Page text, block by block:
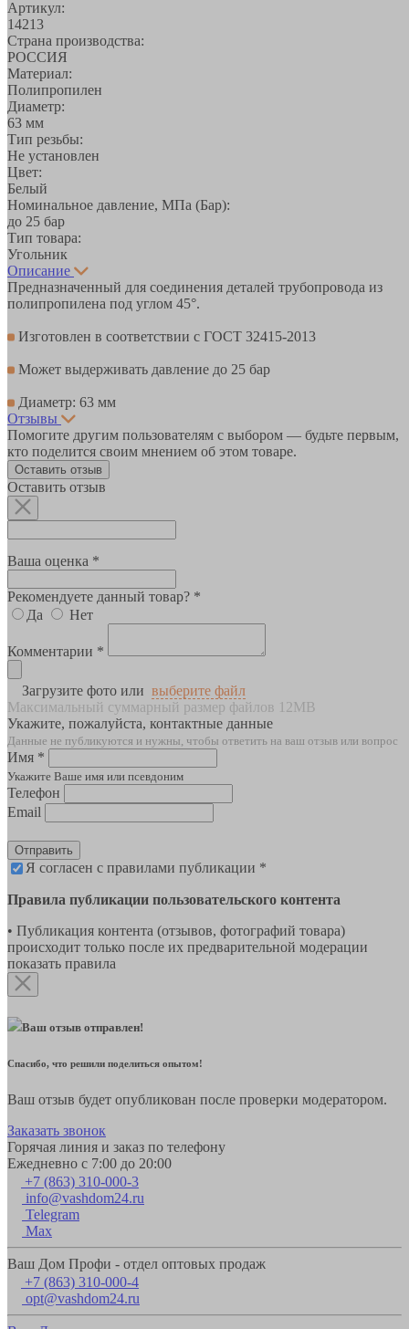
Артикул:
14213
Страна производства:
РОССИЯ
Материал:
Полипропилен
Диаметр:
63 мм
Тип резьбы:
Не установлен
Цвет:
Белый
Номинальное давление, МПа (Бар):
до 25 бар
Тип товара:
Угольник
Описание
Предназначенный для соединения деталей трубопровода из
полипропилена под углом 45°.
Изготовлен в соответствии с ГОСТ 32415-2013
Может выдерживать давление до 25 бар
Диаметр: 63 мм
Отзывы
Помогите другим пользователям с выбором — будьте первым,
кто поделится своим мнением об этом товаре.
Оставить отзыв
Оставить отзыв
Ваша оценка *
Рекомендуете данный товар? *
Да
Нет
Комментарии *
Загрузите фото или выберите файл
Максимальный суммарный размер файлов 12MB
Укажите, пожалуйста, контактные данные
Данные не публикуются и нужны, чтобы ответить на ваш отзыв или вопрос
Имя *
Укажите Ваше имя или псевдоним
Телефон
Email
Отправить
Я согласен с правилами публикации *
Правила публикации пользовательского контента
• Публикация контента (отзывов, фотографий товара)
происходит только после их предварительной модерации
показать правила
Ваш отзыв отправлен!
Спасибо, что решили поделиться опытом!
Ваш отзыв будет опубликован после проверки модератором.
Заказать звонок
Горячая линия и заказ по телефону
Ежедневно с 7:00 до 20:00
+7 (863) 310-000-3
info@vashdom24.ru
Telegram
Max
Ваш Дом Профи - отдел оптовых продаж
+7 (863) 310-000-4
opt@vashdom24.ru